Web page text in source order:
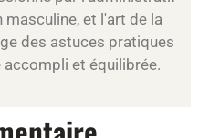
et l'art de la
des astuces pratiques
et équilibrée.